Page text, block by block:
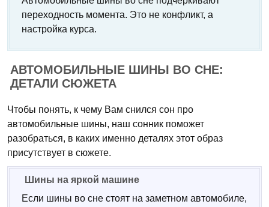
переходность момента. Это не конфликт, а
настройка курса.
АВТОМОБИЛЬНЫЕ ШИНЫ ВО СНЕ:
ДЕТАЛИ СЮЖЕТА
Чтобы понять, к чему Вам снился сон про
автомобильные шины, наш сонник поможет
разобраться, в каких именно деталях этот образ
присутствует в сюжете.
Шины на яркой машине
Если шины во сне стоят на заметном автомобиле,